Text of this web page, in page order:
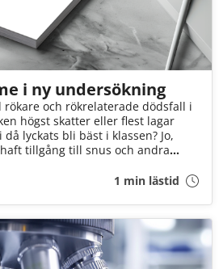
i ny undersökning
rökare och rökrelaterade dödsfall i
högst skatter eller flest lagar
lyckats bli bäst i klassen? Jo,
tillgång till snus och andra
1 min lästid